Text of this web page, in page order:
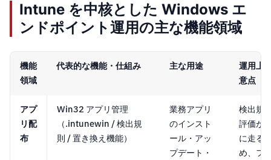
Intune を中核とした Windows エ
ンドポイント運用の主な機能領域
機能
領域
代表的な機能・仕組み 主な用途
運用上
意点
アプ
リ配
布
Win32 アプリ管理
（.intunewin / 検出規
則 / 置き換え機能）
業務アプリ
のインスト
ール・アッ
プデート・
検出規
評価が
に走る
め、フ